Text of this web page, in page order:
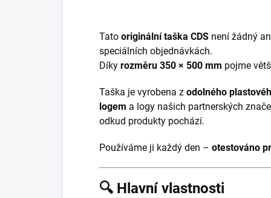
Tato originální taška CDS není žádný
speciálních objednávkách.
Díky rozměru 350 × 500 mm pojme
Taška je vyrobena z odolného
logem a logy našich partnerských
odkud produkty pochází.
Používáme ji každý den – otestováno
🔍 Hlavní vlastnosti